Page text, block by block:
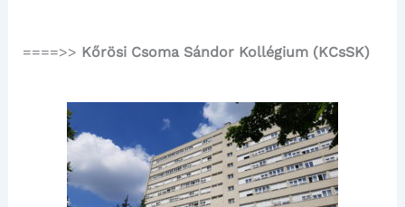
====>> Kőrösi Csoma Sándor Kollégium (KCsSK)